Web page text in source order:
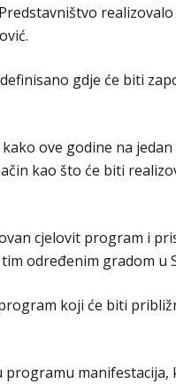
gdje će biti
ove godine na
kao što će biti
cjelovit program i
određenim gradom u
koji će biti